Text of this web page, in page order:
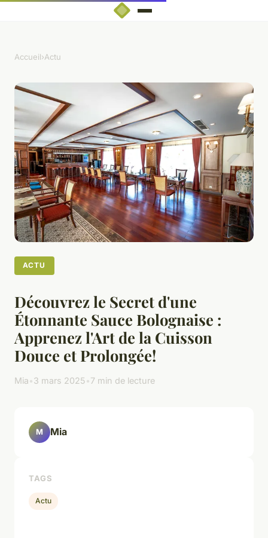
Accueil›Actu
ACTU
Découvrez le Secret d'une
Étonnante Sauce Bolognaise :
Apprenez l'Art de la Cuisson
Douce et Prolongée!
Mia•3 mars 2025•7 min de lecture
M Mia
TAGS
Actu